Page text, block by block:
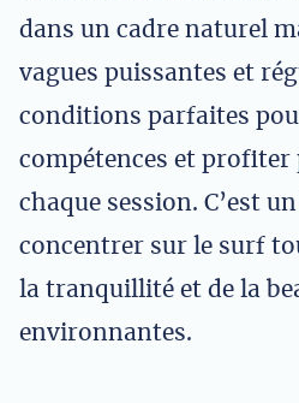
dans un cadre naturel
vagues puissantes et
conditions parfaites
compétences et profiter
chaque session. C’est
concentrer sur le surf
la tranquillité et de la
environnantes.